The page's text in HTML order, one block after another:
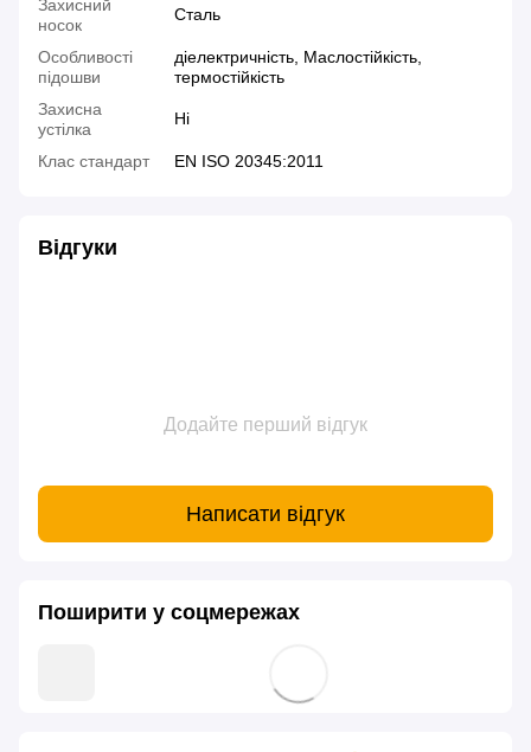
Захисний
носок
Сталь
Особливості
підошви
діелектричність, Маслостійкість,
термостійкість
Захисна
устілка
Ні
Клас стандарт EN ISO 20345:2011
Відгуки
Додайте перший відгук
Написати відгук
Поширити у соцмережах